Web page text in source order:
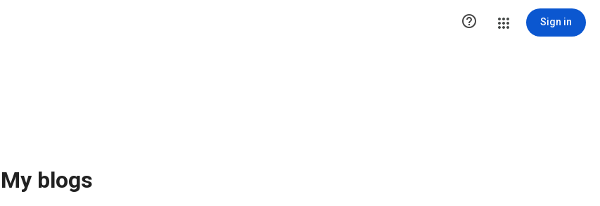
 Sign in
My blogs